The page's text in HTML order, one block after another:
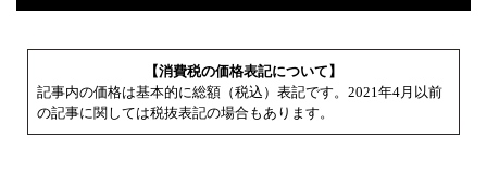
【消費税の価格表記について】
記事内の価格は基本的に総額（税込）表記です。2021年4月以前
の記事に関しては税抜表記の場合もあります。